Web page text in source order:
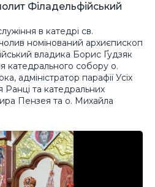
Філадельфійський
в катедрі св.
номінований архиєпископ
владика Борис Ґудзяк
катедрального собору о.
адміністратор парафії Усіх
Ранці та катедральних
Пензея та о. Михайла